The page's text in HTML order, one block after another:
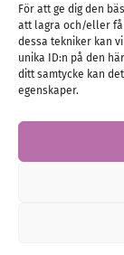
För att ge dig den
att lagra och/eller
dessa tekniker kan
unika ID:n på den
ditt samtycke kan
egenskaper.
Gustaf
E-